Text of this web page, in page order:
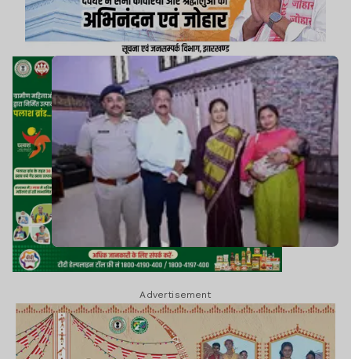
Advertisement